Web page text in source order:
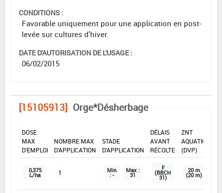
CONDITIONS :
Favorable uniquement pour une application en post-
levée sur cultures d'hiver.
DATE D'AUTORISATION DE L'USAGE :
06/02/2015
[15105913] Orge*Désherbage
DOSE
MAX
D'EMPLOI
NOMBRE MAX
D'APPLICATION
STADE
D'APPLICATION
DÉLAIS
AVANT
RÉCOLTE
ZNT
AQUATIQUE
(DVP)
0,375
L/ha 1 Min
: -
Max :
31
F
(BBCH
31)
20 m
(20 m)